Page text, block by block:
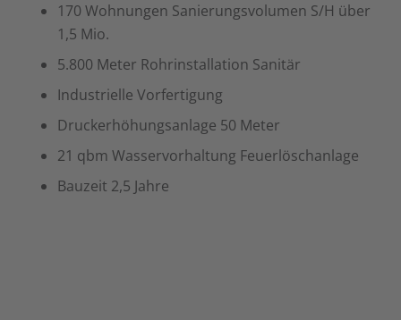
170 Wohnungen Sanierungsvolumen S/H über
1,5 Mio.
5.800 Meter Rohrinstallation Sanitär
Industrielle Vorfertigung
Druckerhöhungsanlage 50 Meter
21 qbm Wasservorhaltung Feuerlöschanlage
Bauzeit 2,5 Jahre